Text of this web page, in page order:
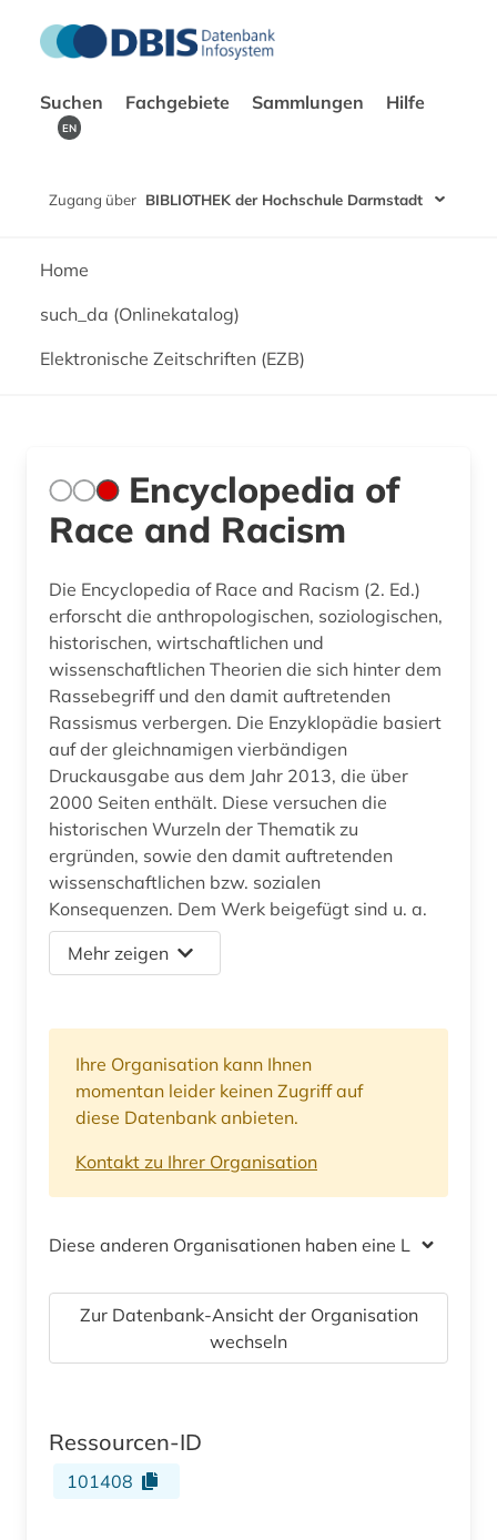
Suchen Fachgebiete Sammlungen Hilfe
EN
Zugang über BIBLIOTHEK der Hochschule Darmstadt
Home
such_da (Onlinekatalog)
Elektronische Zeitschriften (EZB)
Encyclopedia of
Race and Racism
Die Encyclopedia of Race and Racism (2. Ed.)
erforscht die anthropologischen, soziologischen,
historischen, wirtschaftlichen und
wissenschaftlichen Theorien die sich hinter dem
Rassebegriff und den damit auftretenden
Rassismus verbergen. Die Enzyklopädie basiert
auf der gleichnamigen vierbändigen
Druckausgabe aus dem Jahr 2013, die über
2000 Seiten enthält. Diese versuchen die
historischen Wurzeln der Thematik zu
ergründen, sowie den damit auftretenden
wissenschaftlichen bzw. sozialen
Konsequenzen. Dem Werk beigefügt sind u. a.
Mehr zeigen
Ihre Organisation kann Ihnen
momentan leider keinen Zugriff auf
diese Datenbank anbieten.
Kontakt zu Ihrer Organisation
Diese anderen Organisationen haben eine Lizenz
Zur Datenbank-Ansicht der Organisation
wechseln
Ressourcen-ID
101408